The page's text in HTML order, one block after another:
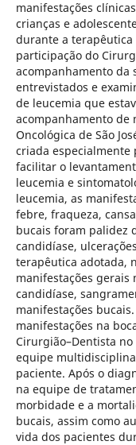
manifestações
crianças e
durante a
participação do
acompanhamento da
entrevistados e
de leucemia que
acompanhamento de
Oncológica de São
criada especialmente
facilitar o
leucemia e
leucemia, as
febre, fraqueza,
bucais foram palidez
candidíase,
terapêutica adotada,
manifestações gerais
candidíase,
manifestações
manifestações na
Cirurgião–Dentista
equipe
paciente. Após o
na equipe de
morbidade e a
bucais, assim como
vida dos pacientes